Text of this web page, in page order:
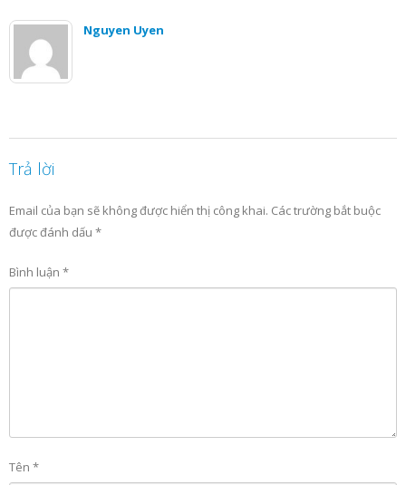
Nguyen Uyen
Trả lời
Email của bạn sẽ không được hiển thị công khai. Các trường bắt buộc
được đánh dấu *
Bình luận *
Tên *